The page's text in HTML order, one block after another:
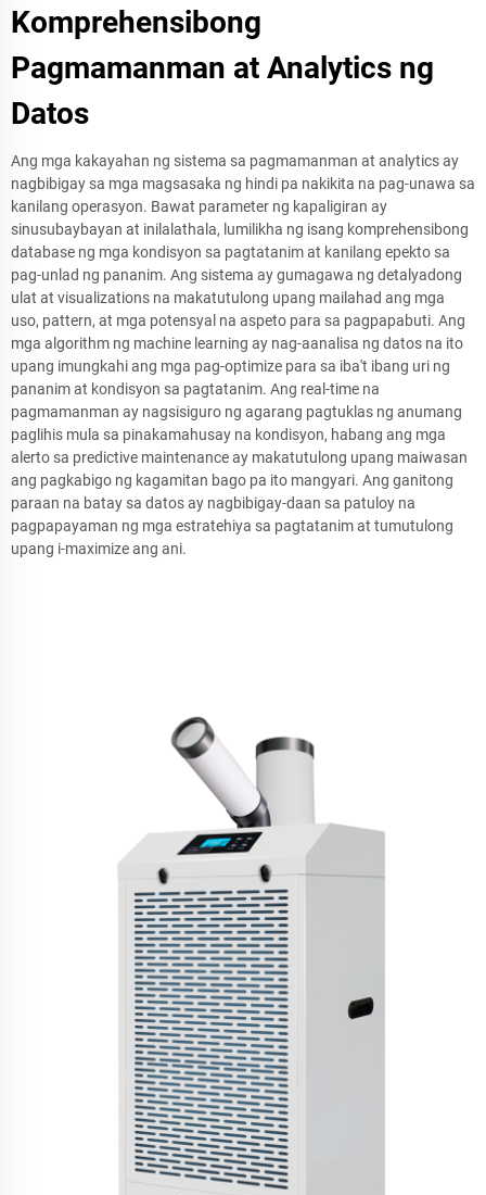
Komprehensibong
Pagmamanman at Analytics ng
Datos
Ang mga kakayahan ng sistema sa pagmamanman at analytics ay
nagbibigay sa mga magsasaka ng hindi pa nakikita na pag-unawa sa
kanilang operasyon. Bawat parameter ng kapaligiran ay
sinusubaybayan at inilalathala, lumilikha ng isang komprehensibong
database ng mga kondisyon sa pagtatanim at kanilang epekto sa
pag-unlad ng pananim. Ang sistema ay gumagawa ng detalyadong
ulat at visualizations na makatutulong upang mailahad ang mga
uso, pattern, at mga potensyal na aspeto para sa pagpapabuti. Ang
mga algorithm ng machine learning ay nag-aanalisa ng datos na ito
upang imungkahi ang mga pag-optimize para sa iba't ibang uri ng
pananim at kondisyon sa pagtatanim. Ang real-time na
pagmamanman ay nagsisiguro ng agarang pagtuklas ng anumang
paglihis mula sa pinakamahusay na kondisyon, habang ang mga
alerto sa predictive maintenance ay makatutulong upang maiwasan
ang pagkabigo ng kagamitan bago pa ito mangyari. Ang ganitong
paraan na batay sa datos ay nagbibigay-daan sa patuloy na
pagpapayaman ng mga estratehiya sa pagtatanim at tumutulong
upang i-maximize ang ani.